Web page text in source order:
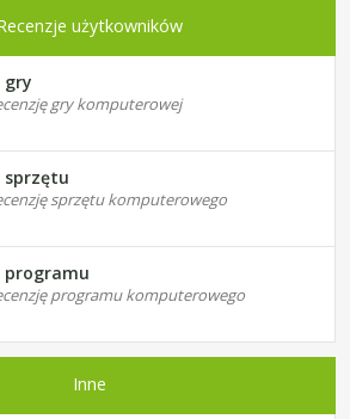
użytkowników
gry
gry komputerowej
sprzętu
sprzętu komputerowego
programu
programu komputerowego
Inne